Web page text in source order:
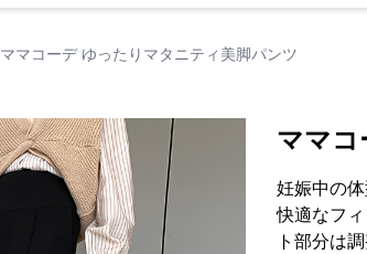
ママコーデ ゆったりマタニティ美脚パンツ
ママコ
妊娠中の
快適なフ
ト部分は